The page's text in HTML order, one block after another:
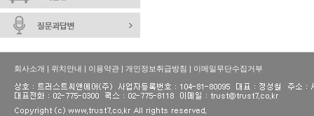
회사소개 | 위치안내 | 이용약관 | 개인정보취급방침 | 이메일무단수집거부